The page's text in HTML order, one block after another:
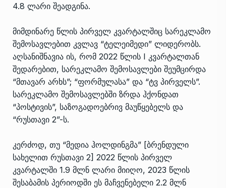
4.8 ლარი შეადგინა.
მიმდინარე წლის პირველ კვარტალშიც სარეკლამო
შემოსავლებით კვლავ “ტელეიმედი” ლიდერობს.
აღსანიშნავია ის, რომ 2022 წლის I კვარტალთან
შედარებით, სარეკლამო შემოსავლები შეუმცირდა
“მთავარ არხს”; “ფორმულასა” და “ტვ პირველს”.
სარეკლამო შემოსავლებში ზრდა ჰქონდათ
“პოსტივის”, საზოგადოებრივ მაუწყებელს და
“რუსთავი 2”-ს.
კერძოდ, თუ “მედია ჰოლდინგმა” [ბრენდული
სახელით რუსთავი 2] 2022 წლის პირველ
კვარტალში 1.9 მლნ ლარი მიიღო, 2023 წლის
შესაბამის პერიოდში ეს მაჩვენებელი 2.2 მლნ